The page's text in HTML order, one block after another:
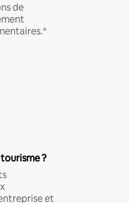
de
?
et